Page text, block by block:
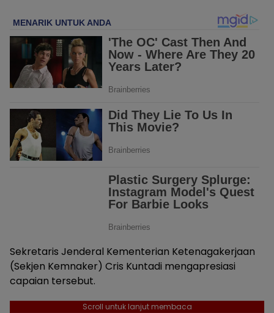
Sekretaris Jenderal Kementerian Ketenagakerjaan
(Sekjen Kemnaker) Cris Kuntadi mengapresiasi
capaian tersebut.
Scroll untuk lanjut membaca